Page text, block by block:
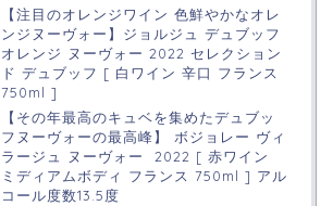
【注目のオレンジワイン 色鮮やかなオレ
ンジヌーヴォー】ジョルジュ デュブッフ
オレンジ ヌーヴォー 2022 セレクション
ド デュブッフ [ 白ワイン 辛口 フランス
750ml ]
【その年最高のキュベを集めたデュブッ
フヌーヴォーの最高峰】 ボジョレー ヴィ
ラージュ ヌーヴォー 2022 [ 赤ワイン
ミディアムボディ フランス 750ml ] アル
コール度数13.5度